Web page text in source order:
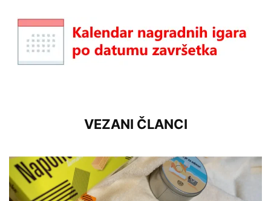
VEZANI ČLANCI